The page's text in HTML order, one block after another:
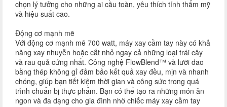
chọn lý tưởng cho những ai cầu toàn, yêu thích tính thẩm mỹ
và hiệu suất cao.
Động cơ mạnh mẽ
Với động cơ mạnh mẽ 700 watt, máy xay cầm tay này có khả
năng xay nhuyễn hoặc cắt nhỏ ngay cả những loại trái cây
và rau quả cứng nhất. Công nghệ FlowBlend™ và lưỡi dao
bằng thép không gỉ đảm bảo kết quả xay đều, mịn và nhanh
chóng, giúp bạn tiết kiệm thời gian và công sức trong quá
trình chuẩn bị thực phẩm. Bạn có thể tạo ra những món ăn
ngon và đa dạng cho gia đình nhờ chiếc máy xay cầm tay